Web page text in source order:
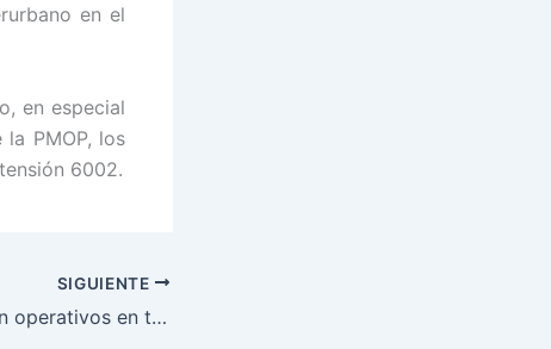
en el
en especial
PMOP, los
6002.
SIGUIENTE
Militares realizan operativos en todo el país